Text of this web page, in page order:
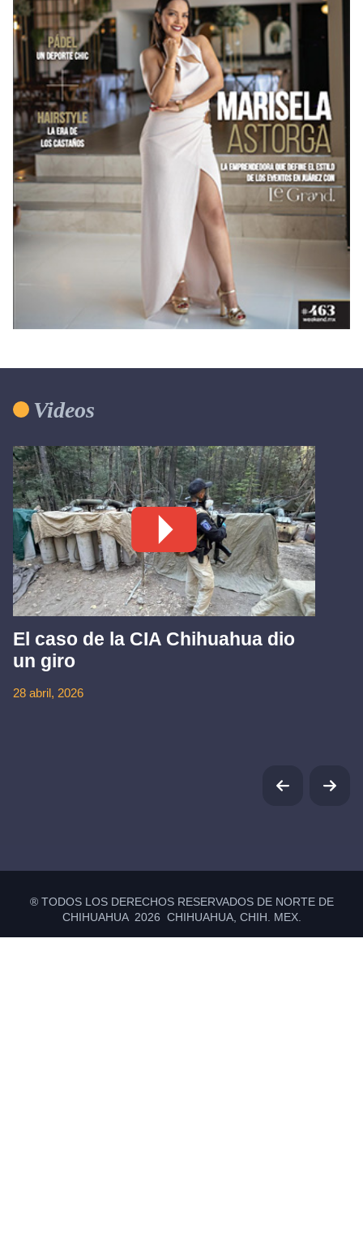
Videos
El caso de la CIA Chihuahua dio
un giro
28 abril, 2026
® TODOS LOS DERECHOS RESERVADOS DE NORTE DE
CHIHUAHUA 2026 CHIHUAHUA, CHIH. MEX.